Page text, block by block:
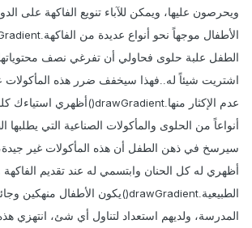
ويحرصون عليها، ويمكن للآباء تنويع الفاكهة على
الأطفال موجهاً نحو أنواع عديدة من الفاكهة.
الطفل علبة حلوى فحاولي أن تفرغي نصف
اشتريت شيئاً له..فهذا سيخفف ضرر هذه المأكولات
عدم الإكثار منها.drawGradient() أظهري استياءك
أنواعاً من الحلوى والمأكولات الصناعية التي
سيرسخ في ذهن الطفل أن هذه المأكولات غير
أظهري له كل الحنان وابتسمي له عند تقديم الفاكهة
الطبيعية.drawGradient() يكون الأطفال منهكين
المدرسة، ولديهم استعداد لتناول أي شئ، انتهزي